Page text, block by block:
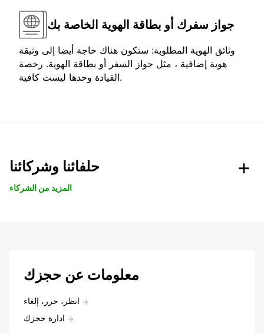
جواز سفرك أو بطاقة الهوية الخاصة بك
وثائق الهوية المطلوبة: ستكون هناك حاجة أيضا إلى وثيقة
هوية إضافية ، مثل جواز السفر أو بطاقة الهوية. رخصة
القيادة وحدها ليست كافية.
حلفائنا وشركائنا
المزيد من الشركاء
معلومات عن حجزك
انظر، حرر، إلغاء
ادارة حجزك